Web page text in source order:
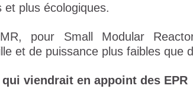
et plus écologiques.
pour Small Modular
et de puissance plus faibles que
viendrait en appoint des EPR